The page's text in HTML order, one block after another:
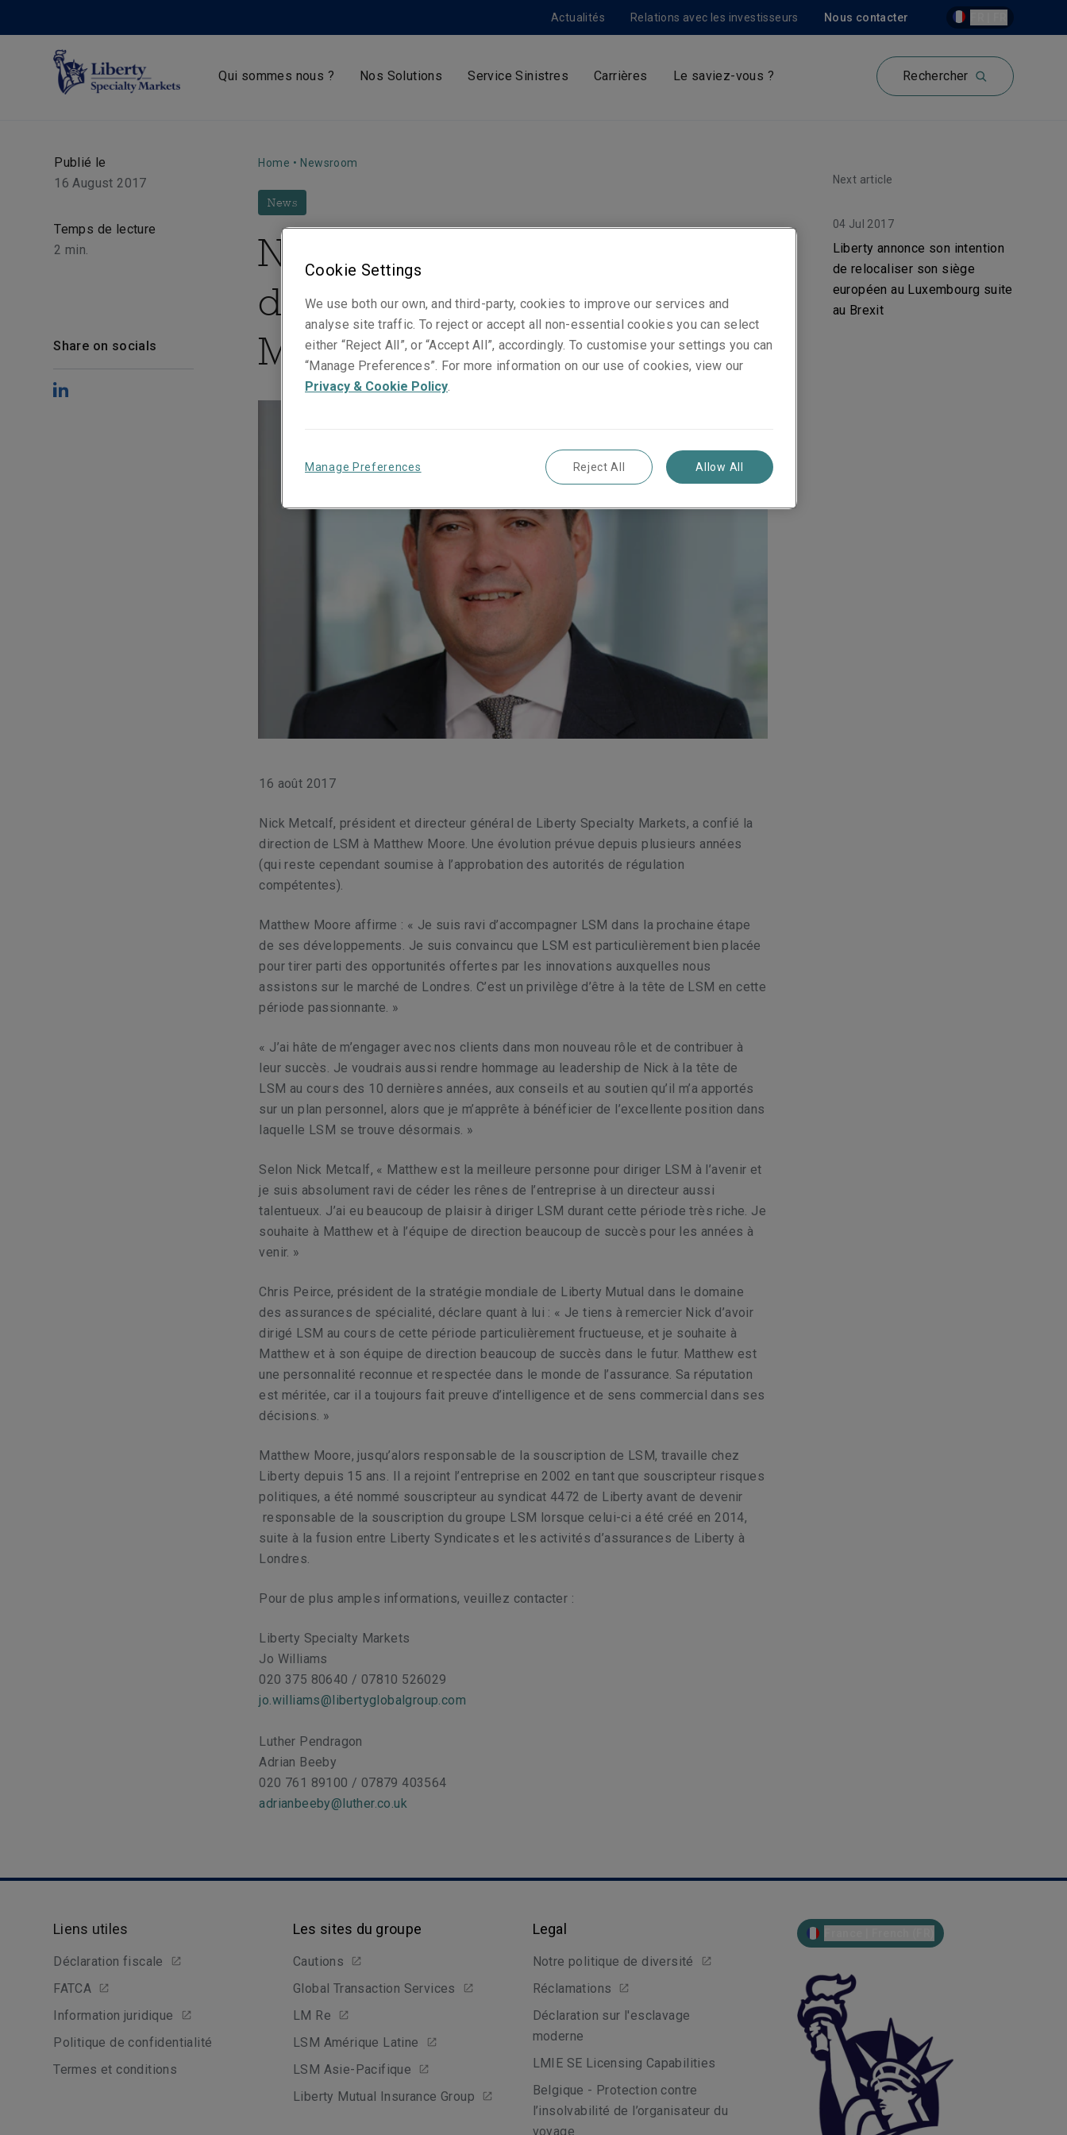
Nous contacter
Actualités Relations avec les investisseurs
Qui sommes nous ? Nos Solutions Service Sinistres Carrières Le saviez-vous ? Rechercher
Publié le
16 August 2017
Temps de lecture
2 min.
Share on socials
Home • Newsroom
News
Nick Metcalf remet les rênes
de Liberty Specialty
Markets à Matthew Moore
16 août 2017
Nick Metcalf, président et directeur général de Liberty Specialty Markets, a confié la
direction de LSM à Matthew Moore. Une évolution prévue depuis plusieurs années
(qui reste cependant soumise à l’approbation des autorités de régulation
compétentes).
Matthew Moore affirme : « Je suis ravi d’accompagner LSM dans la prochaine étape
de ses développements. Je suis convaincu que LSM est particulièrement bien placée
pour tirer parti des opportunités offertes par les innovations auxquelles nous
assistons sur le marché de Londres. C’est un privilège d’être à la tête de LSM en cette
période passionnante. »
« J’ai hâte de m’engager avec nos clients dans mon nouveau rôle et de contribuer à
leur succès. Je voudrais aussi rendre hommage au leadership de Nick à la tête de
LSM au cours des 10 dernières années, aux conseils et au soutien qu’il m’a apportés
sur un plan personnel, alors que je m’apprête à bénéficier de l’excellente position dans
laquelle LSM se trouve désormais. »
Selon Nick Metcalf, « Matthew est la meilleure personne pour diriger LSM à l’avenir et
je suis absolument ravi de céder les rênes de l’entreprise à un directeur aussi
talentueux. J’ai eu beaucoup de plaisir à diriger LSM durant cette période très riche. Je
souhaite à Matthew et à l’équipe de direction beaucoup de succès pour les années à
venir. »
Chris Peirce, président de la stratégie mondiale de Liberty Mutual dans le domaine
des assurances de spécialité, déclare quant à lui : « Je tiens à remercier Nick d’avoir
dirigé LSM au cours de cette période particulièrement fructueuse, et je souhaite à
Matthew et à son équipe de direction beaucoup de succès dans le futur. Matthew est
une personnalité reconnue et respectée dans le monde de l’assurance. Sa réputation
est méritée, car il a toujours fait preuve d’intelligence et de sens commercial dans ses
décisions. »
Matthew Moore, jusqu’alors responsable de la souscription de LSM, travaille chez
Liberty depuis 15 ans. Il a rejoint l’entreprise en 2002 en tant que souscripteur risques
politiques, a été nommé souscripteur au syndicat 4472 de Liberty avant de devenir
responsable de la souscription du groupe LSM lorsque celui-ci a été créé en 2014,
suite à la fusion entre Liberty Syndicates et les activités d’assurances de Liberty à
Londres.
Pour de plus amples informations, veuillez contacter :
Liberty Specialty Markets
Jo Williams
020 375 80640 / 07810 526029
jo.williams@libertyglobalgroup.com
Luther Pendragon
Adrian Beeby
020 761 89100 / 07879 403564
adrianbeeby@luther.co.uk
Next article
04 Jul 2017
Liberty annonce son intention
de relocaliser son siège
européen au Luxembourg suite
au Brexit
Liens utiles
Déclaration fiscale
FATCA
Information juridique
Politique de confidentialité
Termes et conditions
Les sites du groupe
Cautions
Global Transaction Services
LM Re
LSM Amérique Latine
LSM Asie-Pacifique
Liberty Mutual Insurance Group
Legal
Notre politique de diversité
Réclamations
Déclaration sur l'esclavage
moderne
LMIE SE Licensing Capabilities
Belgique - Protection contre
l’insolvabilité de l’organisateur du
voyage
Cookie Settings
We use both our own, and third-party, cookies to improve our services and
analyse site traffic. To reject or accept all non-essential cookies you can select
either “Reject All”, or “Accept All”, accordingly. To customise your settings you can
“Manage Preferences”. For more information on our use of cookies, view our
Privacy & Cookie Policy
Manage Preferences Reject All Allow All